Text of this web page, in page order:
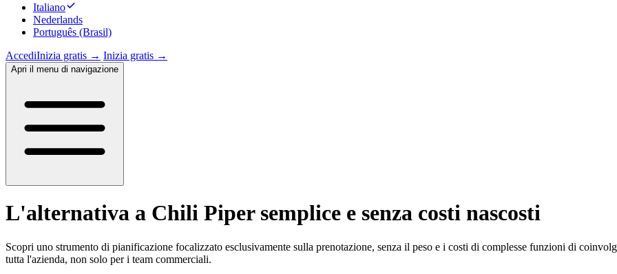
Italiano
Nederlands
Português (Brasil)
AccediInizia gratis → Inizia gratis →
Apri il menu di navigazione
L'alternativa a Chili Pipersemplice e senza costi nascosti
Scopri uno strumento di pianificazione focalizzato esclusivamente sulla prenotazione, senza il peso e i costi di complesse funzioni di
tutta l'azienda, non solo per i team commerciali.